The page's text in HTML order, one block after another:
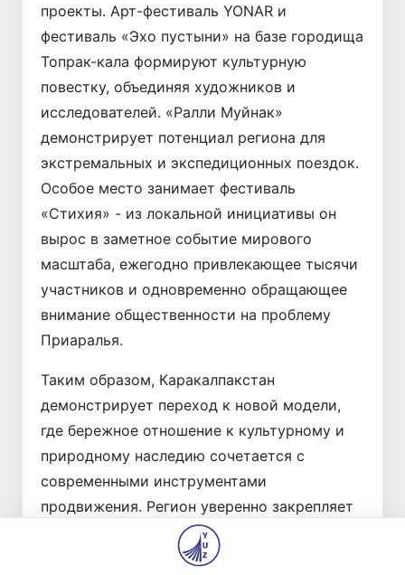
проекты. Арт-фестиваль YONAR и
фестиваль «Эхо пустыни» на базе городища
Топрак-кала формируют культурную
повестку, объединяя художников и
исследователей. «Ралли Муйнак»
демонстрирует потенциал региона для
экстремальных и экспедиционных поездок.
Особое место занимает фестиваль
«Стихия» - из локальной инициативы он
вырос в заметное событие мирового
масштаба, ежегодно привлекающее тысячи
участников и одновременно обращающее
внимание общественности на проблему
Приаралья.
Таким образом, Каракалпакстан
демонстрирует переход к новой модели,
где бережное отношение к культурному и
природному наследию сочетается с
современными инструментами
продвижения. Регион уверенно закрепляет
за собой статус одного из наиболее
перспективных турнаправлений